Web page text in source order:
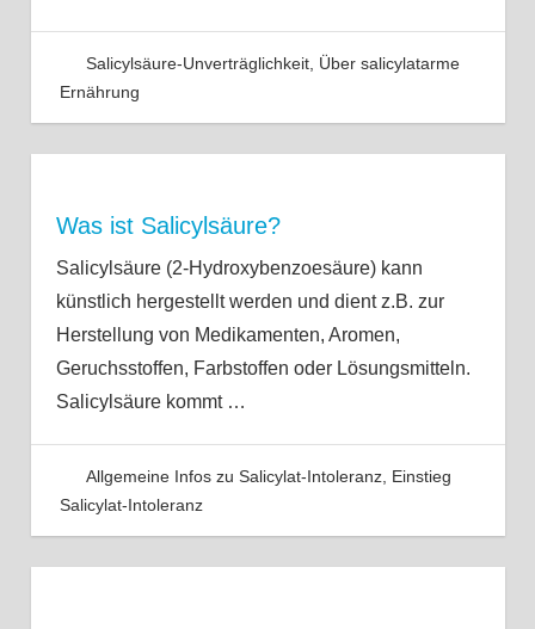
Salicylsäure-Unverträglichkeit, Über salicylatarme
Ernährung
Was ist Salicylsäure?
Salicylsäure (2-Hydroxybenzoesäure) kann
künstlich hergestellt werden und dient z.B. zur
Herstellung von Medikamenten, Aromen,
Geruchsstoffen, Farbstoffen oder Lösungsmitteln.
Salicylsäure kommt …
Allgemeine Infos zu Salicylat-Intoleranz Einstieg
Salicylat-Intoleranz